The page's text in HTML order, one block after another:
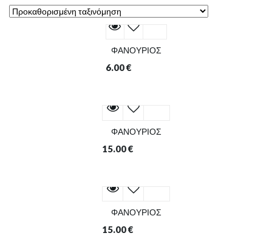
ΦΑΝΟΥΡΙΟΣ
6.00€
ΦΑΝΟΥΡΙΟΣ
15.00€
ΦΑΝΟΥΡΙΟΣ
15.00€